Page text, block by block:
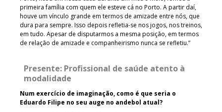
primeira família com quem ele esteve cá no Porto. A partir daí,
houve um vínculo grande em termos de amizade entre nós, que
dura para sempre. Isso depois refletia-se nos jogos, nos treinos,
em tudo. Apesar de disputarmos a mesma posição, em termos
de relação de amizade e companheirismo nunca se refletiu.”
Presente: Profissional de saúde atento à
modalidade
Num exercício de imaginação, como é que seria o
Eduardo Filipe no seu auge no andebol atual?